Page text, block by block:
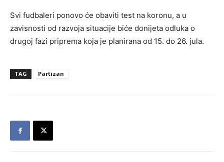
Svi fudbaleri ponovo će obaviti test na koronu, a u
zavisnosti od razvoja situacije biće donijeta odluka o
drugoj fazi priprema koja je planirana od 15. do 26. jula.
TAG Partizan